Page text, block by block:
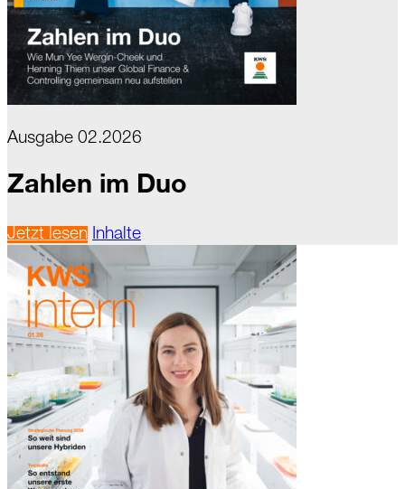
Ausgabe 02.2026
Zahlen im Duo
Jetzt lesen Inhalte